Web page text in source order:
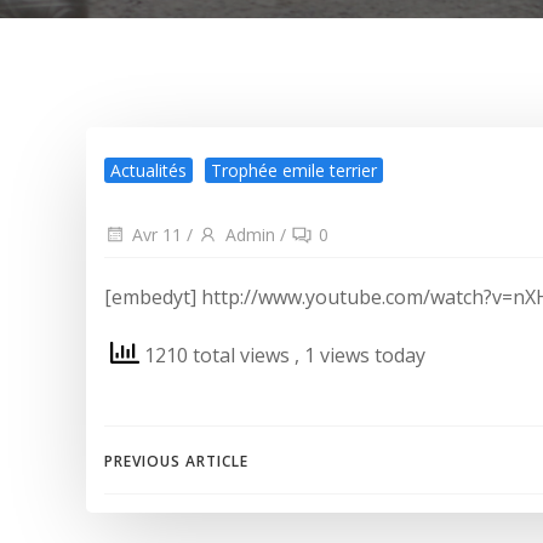
Actualités Trophée emile terrier
Avr 11 / Admin / 0
[embedyt] http://www.youtube.com/
1210 total views , 1 views today
Post
PREVIOUS ARTICLE